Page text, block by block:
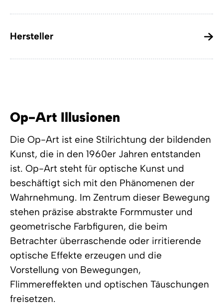
Hersteller
Op-Art Illusionen
Die Op-Art ist eine Stilrichtung der bildenden
Kunst, die in den 1960er Jahren entstanden
ist. Op-Art steht für optische Kunst und
beschäftigt sich mit den Phänomenen der
Wahrnehmung. Im Zentrum dieser Bewegung
stehen präzise abstrakte Formmuster und
geometrische Farbfiguren, die beim
Betrachter überraschende oder irritierende
optische Effekte erzeugen und die
Vorstellung von Bewegungen,
Flimmereffekten und optischen Täuschungen
freisetzen.